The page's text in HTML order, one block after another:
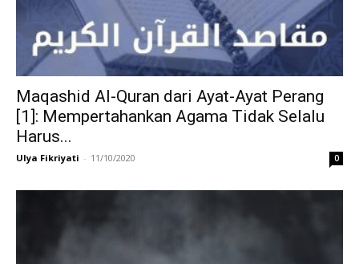
Maqashid Al-Quran dari Ayat-Ayat Perang
[1]: Mempertahankan Agama Tidak Selalu
Harus...
Ulya Fikriyati - 11/10/2020 0